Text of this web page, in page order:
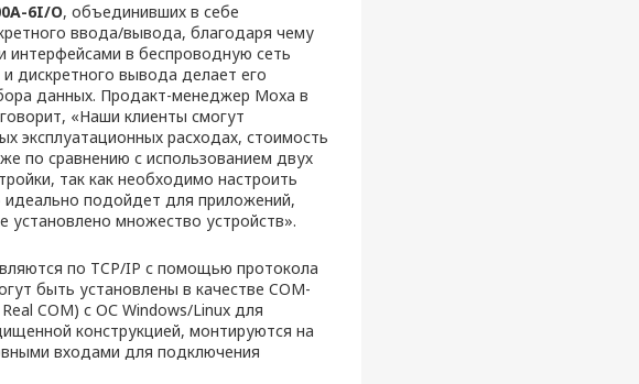
6I/O, объединивших в себе
ввода/вывода, благодаря чему
интерфейсами в беспроводную сеть
дискретного вывода делает его
данных. Продакт-менеджер Moxa в
«Наши клиенты смогут
эксплуатационных расходах, стоимость
по сравнению с использованием двух
так как необходимо настроить
идеально подойдет для приложений,
установлено множество устройств».
по TCP/IP с помощью протокола
быть установлены в качестве COM-
COM) с ОС Windows/Linux для
конструкцией, монтируются на
входами для подключения